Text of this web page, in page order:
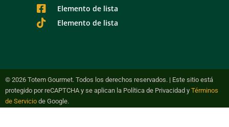
Elemento de lista
Elemento de lista
© 2026 Totem Gourmet. Todos los derechos reservados. | Este sitio está
protegido por reCAPTCHA y se aplican la Política de Privacidad y Términos
de Servicio de Google.